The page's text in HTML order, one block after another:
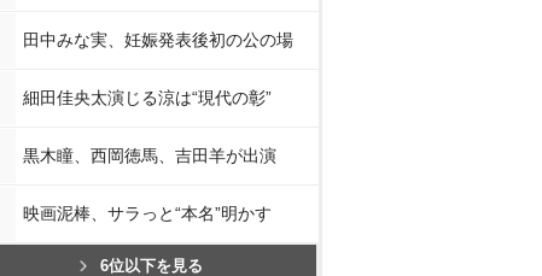
田中みな実、妊娠発表後初の公の場
細田佳央太演じる涼は“現代の彰”
黒木瞳、西岡徳馬、吉田羊が出演
映画泥棒、サラっと“本名”明かす
6位以下を見る